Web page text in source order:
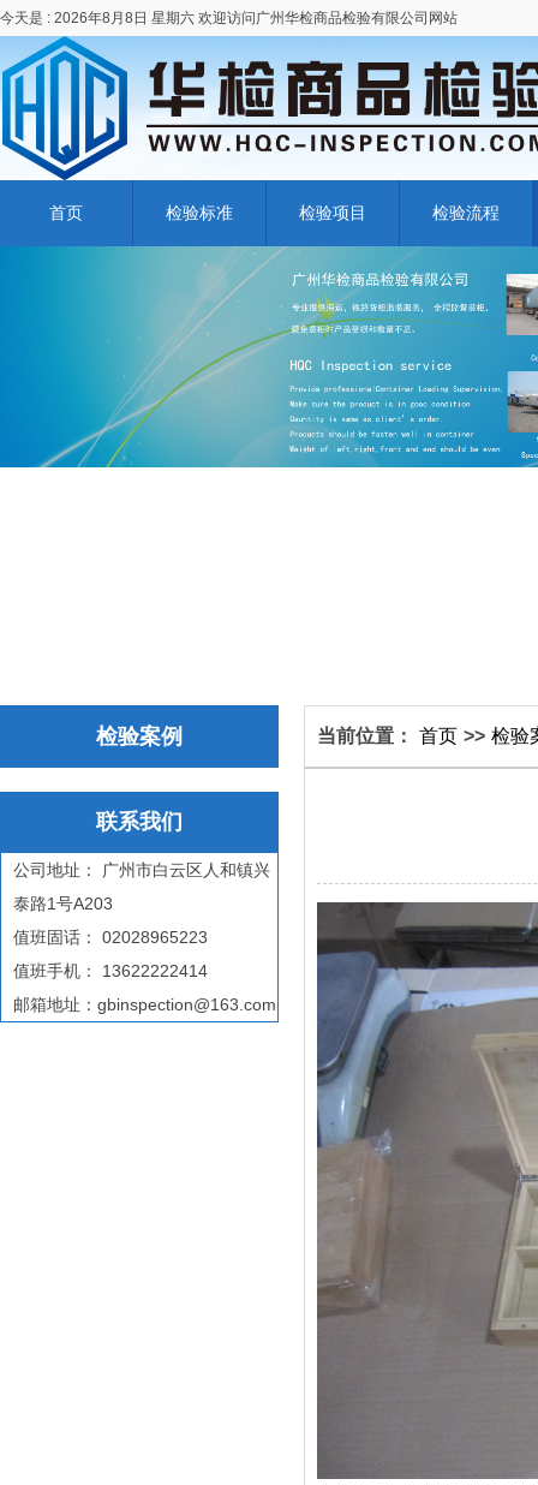
今天是 : 2026年8月8日 星期六 欢迎访问广州华检商品检验有限公司网站
首页 检验标准 检验项目 检验流程
检验案例
联系我们
公司地址： 广州市白云区人和镇兴
泰路1号A203
值班固话： 02028965223
值班手机： 13622222414
邮箱地址：gbinspection@163.com
当前位置： 首页 >> 检验